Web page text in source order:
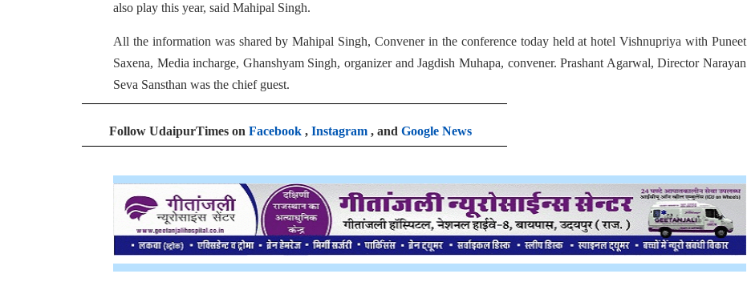
also play this year, said Mahipal Singh.
All the information was shared by Mahipal Singh, Convener in the conference today held at hotel Vishnupriya with Puneet
Saxena, Media incharge, Ghanshyam Singh, organizer and Jagdish Muhapa, convener. Prashant Agarwal, Director Narayan
Seva Sansthan was the chief guest.
Follow UdaipurTimes on Facebook , Instagram , and Google News